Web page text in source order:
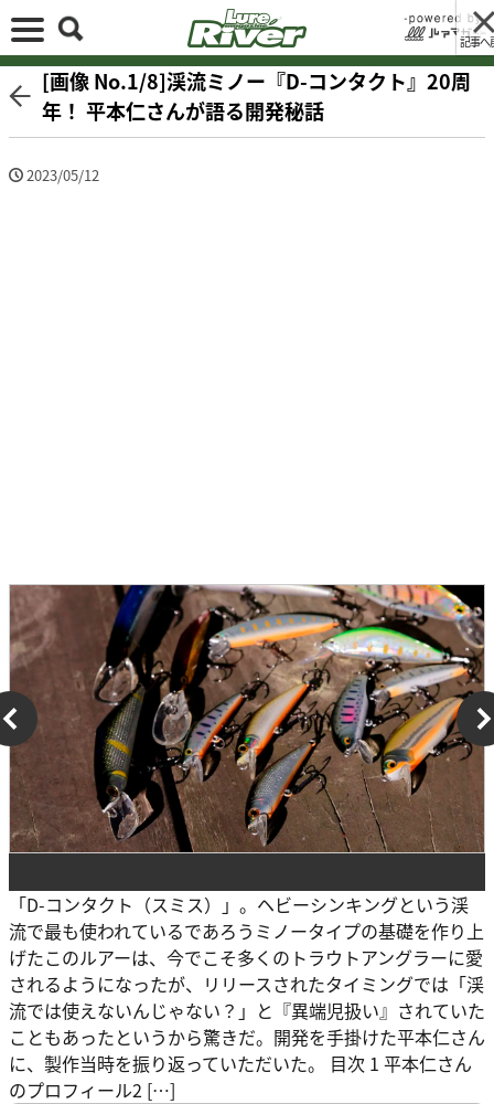
記事へ
[画像 No.1/8]渓流ミノー『D-コンタクト』20周
年！ 平本仁さんが語る開発秘話
2023/05/12
「D-コンタクト（スミス）」。ヘビーシンキングという渓
流で最も使われているであろうミノータイプの基礎を作り上
げたこのルアーは、今でこそ多くのトラウトアングラーに愛
されるようになったが、リリースされたタイミングでは「渓
流では使えないんじゃない？」と『異端児扱い』されていた
こともあったというから驚きだ。開発を手掛けた平本仁さん
に、製作当時を振り返っていただいた。 目次 1 平本仁さん
のプロフィール2 […]